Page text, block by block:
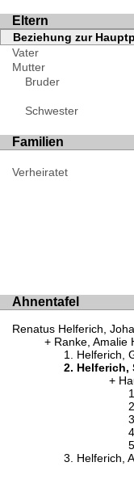
Eltern
Beziehung zur
Vater
Mutter
Bruder
Schwester
Familien
Verheiratet
Ahnentafel
Renatus Helferich,
Ranke, Amalie
Helferich,
Helferich,
Helferich,